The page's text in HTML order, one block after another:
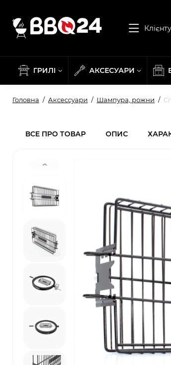
Клієнту
ГРИЛІ АКСЕСУАРИ
Головна Аксессуари Шампура, рожни
ВСЕ ПРО ТОВАР ОПИС